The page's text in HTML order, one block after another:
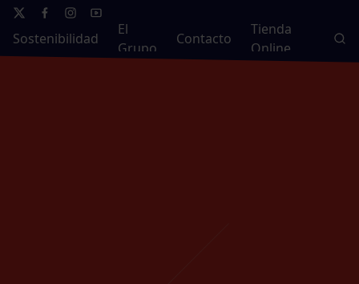
Sostenibilidad
El
Grupo
Contacto
Tienda
Online